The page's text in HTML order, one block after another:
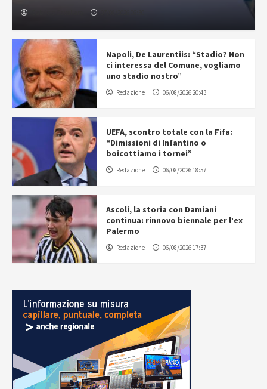
Napoli, De Laurentiis: “Stadio? Non
ci interessa del Comune, vogliamo
uno stadio nostro”
Redazione 06/08/2026 20:43
UEFA, scontro totale con la Fifa:
“Dimissioni di Infantino o
boicottiamo i tornei”
Redazione 06/08/2026 18:57
Ascoli, la storia con Damiani
continua: rinnovo biennale per l’ex
Palermo
Redazione 06/08/2026 17:37